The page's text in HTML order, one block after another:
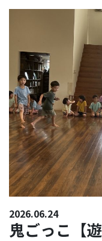
2026.06.24
鬼ごっこ